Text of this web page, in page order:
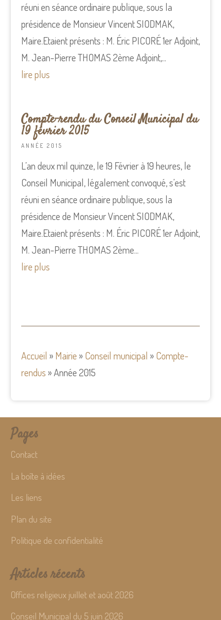
réuni en séance ordinaire publique, sous la
présidence de Monsieur Vincent SIODMAK,
Maire.Etaient présents : M. Éric PICORÉ 1er Adjoint,
M. Jean-Pierre THOMAS 2ème Adjoint,...
lire plus
Compte-rendu du Conseil Municipal du
19 février 2015
ANNÉE 2015
L’an deux mil quinze, le 19 Février à 19 heures, le
Conseil Municipal, légalement convoqué, s’est
réuni en séance ordinaire publique, sous la
présidence de Monsieur Vincent SIODMAK,
Maire.Etaient présents : M. Éric PICORÉ 1er Adjoint,
M. Jean-Pierre THOMAS 2ème...
lire plus
Accueil »Mairie »Conseil municipal »Compte-
rendus »Année 2015
Pages
Contact
La boîte à idées
Les liens
Plan du site
Politique de confidentialité
Articles récents
Offices religieux juillet et août 2026
Conseil Municipal du 5 juin 2026